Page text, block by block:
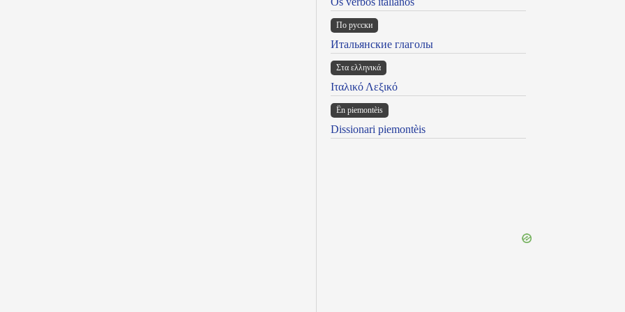
По русски
Итальянские глаголы
Στα ελληνικά
Ιταλικό Λεξικό
Ën piemontèis
Dissionari piemontèis